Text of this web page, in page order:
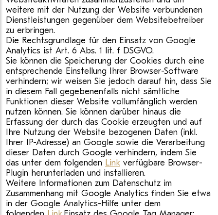
weitere mit der Nutzung der Website verbundenen
Dienstleistungen gegenüber dem Websitebetreiber
zu erbringen.
Die Rechtsgrundlage für den Einsatz von Google
Analytics ist Art. 6 Abs. 1 lit. f DSGVO.
Sie können die Speicherung der Cookies durch eine
entsprechende Einstellung Ihrer Browser-Software
verhindern; wir weisen Sie jedoch darauf hin, dass Sie
in diesem Fall gegebenenfalls nicht sämtliche
Funktionen dieser Website vollumfänglich werden
nutzen können. Sie können darüber hinaus die
Erfassung der durch das Cookie erzeugten und auf
Ihre Nutzung der Website bezogenen Daten (inkl.
Ihrer IP-Adresse) an Google sowie die Verarbeitung
dieser Daten durch Google verhindern, indem Sie
das unter dem folgenden Link verfügbare Browser-
Plugin herunterladen und installieren.
Weitere Informationen zum Datenschutz im
Zusammenhang mit Google Analytics finden Sie etwa
in der Google Analytics-Hilfe unter dem